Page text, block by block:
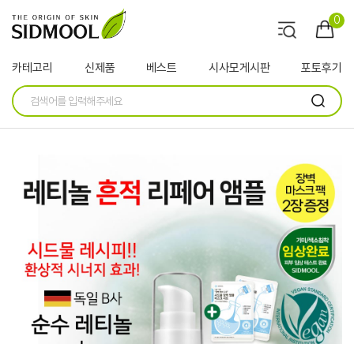
0
카테고리 신제품 베스트 시사모게시판 포토후기